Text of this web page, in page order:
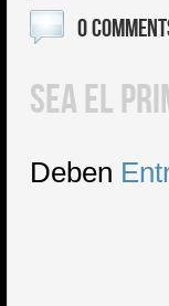
0
SEA EL
Deben